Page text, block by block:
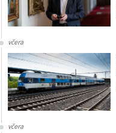
včera
včera